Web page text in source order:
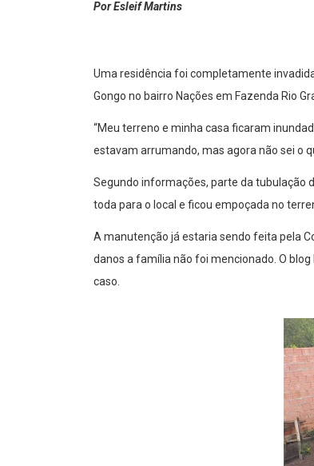
Por Esleif Martins
Uma residência foi completamente
Gongo no bairro Nações em Fazenda Rio
“Meu terreno e minha casa ficaram
estavam arrumando, mas agora não sei o
Segundo informações, parte da tubulação
toda para o local e ficou empoçada no
A manutenção já estaria sendo feita pela
danos a família não foi mencionado. O
caso.